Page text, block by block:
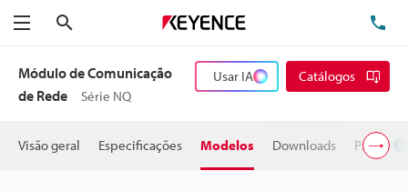
Menu
Módulo de Comunicação
de Rede
Série NQ
Usar IA Catálogos
Visão geral Especificações Modelos Downloads Preço